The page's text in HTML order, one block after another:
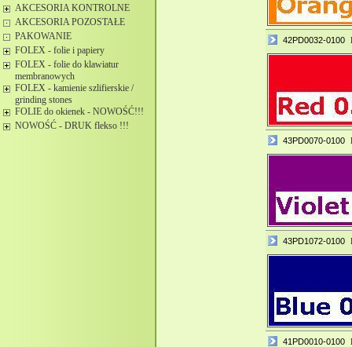
AKCESORIA KONTROLNE
AKCESORIA POZOSTAŁE
PAKOWANIE
FOLEX - folie i papiery
FOLEX - folie do klawiatur
membranowych
FOLEX - kamienie szlifierskie /
grinding stones
FOLIE do okienek - NOWOŚĆ!!!
NOWOŚĆ - DRUK flekso !!!
42PD0032-0100
43PD0070-0100
43PD1072-0100
41PD0010-0100